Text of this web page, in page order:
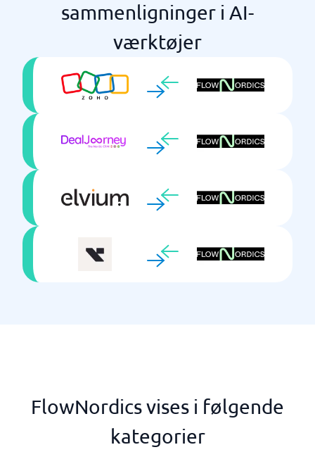
sammenligninger i AI-
værktøjer
FlowNordics vises i følgende
kategorier